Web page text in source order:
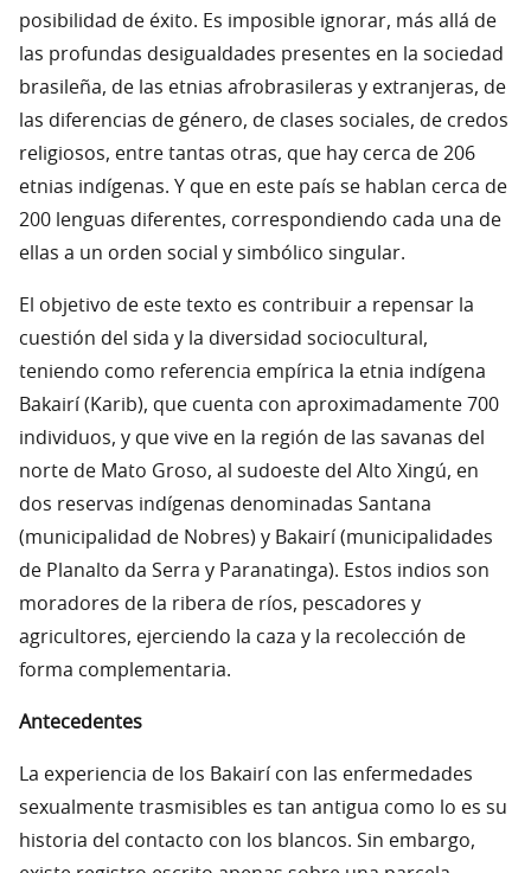
posibilidad de éxito. Es imposible ignorar, más allá de
las profundas desigualdades presentes en la sociedad
brasileña, de las etnias afrobrasileras y extranjeras, de
las diferencias de género, de clases sociales, de credos
religiosos, entre tantas otras, que hay cerca de 206
etnias indígenas. Y que en este país se hablan cerca de
200 lenguas diferentes, correspondiendo cada una de
ellas a un orden social y simbólico singular.
El objetivo de este texto es contribuir a repensar la
cuestión del sida y la diversidad sociocultural,
teniendo como referencia empírica la etnia indígena
Bakairí (Karib), que cuenta con aproximadamente 700
individuos, y que vive en la región de las savanas del
norte de Mato Groso, al sudoeste del Alto Xingú, en
dos reservas indígenas denominadas Santana
(municipalidad de Nobres) y Bakairí (municipalidades
de Planalto da Serra y Paranatinga). Estos indios son
moradores de la ribera de ríos, pescadores y
agricultores, ejerciendo la caza y la recolección de
forma complementaria.
Antecedentes
La experiencia de los Bakairí con las enfermedades
sexualmente trasmisibles es tan antigua como lo es su
historia del contacto con los blancos. Sin embargo,